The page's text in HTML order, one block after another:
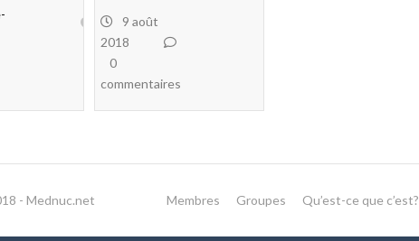
9 août
2018
0
commentaires
- Mednuc.net Membres Groupes Qu’est-ce que c’est?